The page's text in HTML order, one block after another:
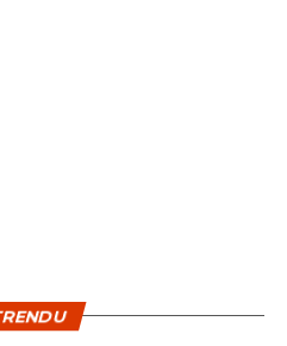
koje su u konačnoj
znatno nižim od